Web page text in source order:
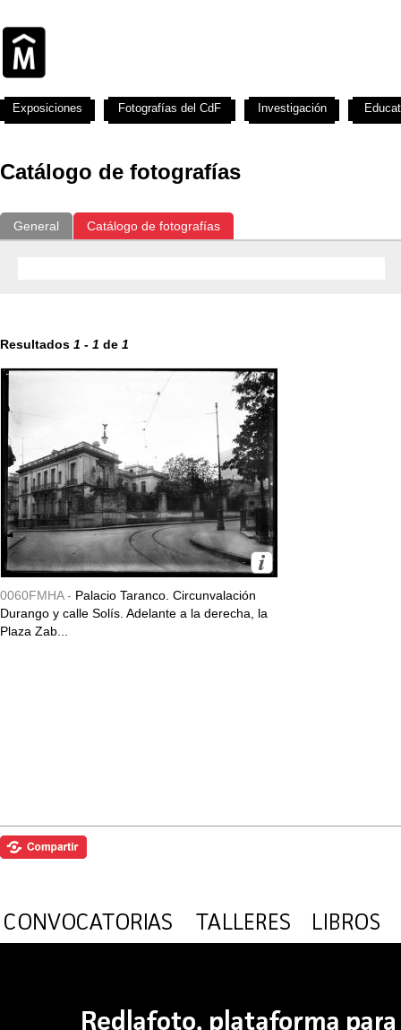
Catálogo de fotografías
General Catálogo de fotografías
Resultados 1 - 1 de 1
0060FMHA - Palacio Taranco. Circunvalación
Durango y calle Solís. Adelante a la derecha, la
Plaza Zab...
Exposiciones Fotografías del CdF Investigación